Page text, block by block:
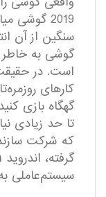
2019
سنگین از آن
گوشی به خاطر
است. در
کارهای
تا حد زیادی
که شرکت
سیستم‌عاملی